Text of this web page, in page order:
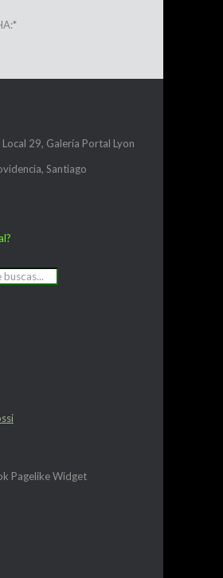
*
29, Galería Portal Lyon
Santiago